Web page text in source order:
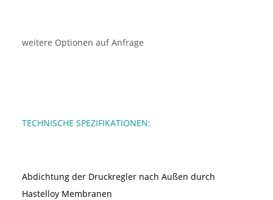
weitere Optionen auf Anfrage
TECHNISCHE SPEZIFIKATIONEN:
Abdichtung der Druckregler nach Außen durch
Hastelloy Membranen